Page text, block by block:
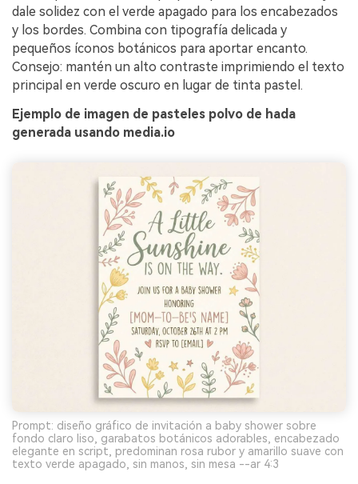
dale solidez con el verde apagado para los encabezados
y los bordes. Combina con tipografía delicada y
pequeños íconos botánicos para aportar encanto.
Consejo: mantén un alto contraste imprimiendo el texto
principal en verde oscuro en lugar de tinta pastel.
Ejemplo de imagen de pasteles polvo de hada
generada usando media.io
Prompt: diseño gráfico de invitación a baby shower sobre
fondo claro liso, garabatos botánicos adorables, encabezado
elegante en script, predominan rosa rubor y amarillo suave con
texto verde apagado, sin manos, sin mesa --ar 4:3